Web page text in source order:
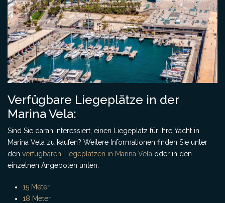
Verfügbare Liegeplätze in der
Marina Vela:
Sind Sie daran interessiert, einen Liegeplatz für Ihre Yacht in
Marina Vela zu kaufen? Weitere Informationen finden Sie unter
den verfügbaren Liegeplätzen in Marina Vela oder in den
einzelnen Angeboten unten.
15 Meter
18 Meter